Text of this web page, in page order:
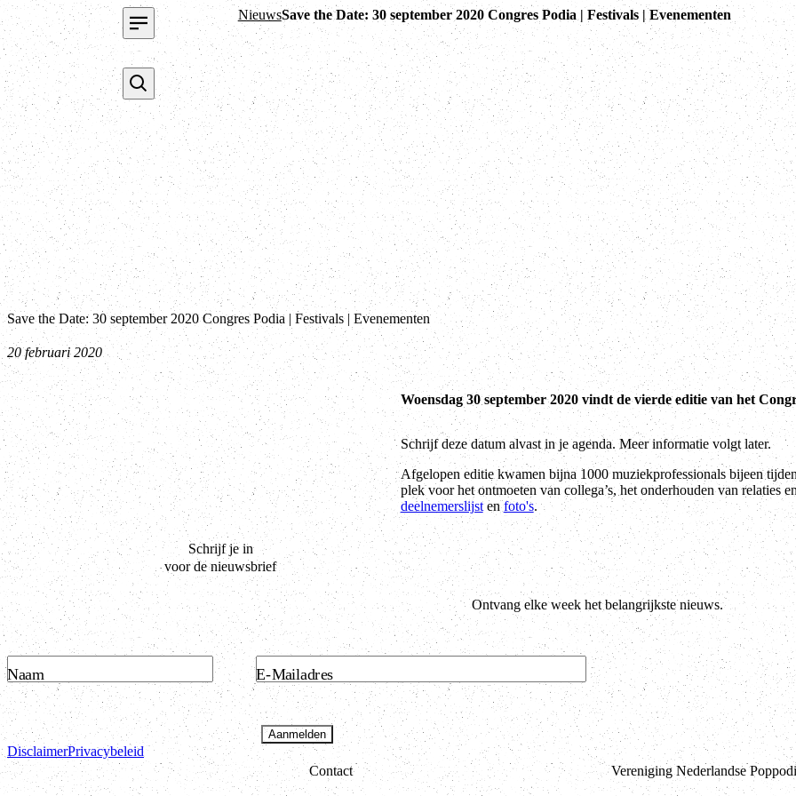
NieuwsSave the Date: 30 september 2020 Congres Podia | Festivals | Evenementen
Save the Date: 30 september 2020 Congres Podia | Festivals | Evenementen
20 februari 2020
Woensdag 30 september 2020 vindt de vierde editie van het
Schrijf deze datum alvast in je agenda. Meer informatie volgt later.
Afgelopen editie kwamen bijna 1000 muziekprofessionals bijeen
plek voor het ontmoeten van collega’s, het onderhouden van
deelnemerslijstenfoto's.
Schrijf je in
voor de nieuwsbrief
Ontvang elke week het belangrijkste nieuws.
Naam E-Mailadres
Aanmelden
DisclaimerPrivacybeleid
Contact
Vereniging Nederlandse